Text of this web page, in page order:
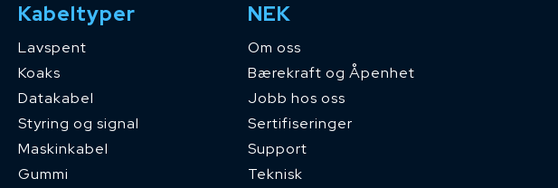
Kabeltyper
Lavspent
Koaks
Datakabel
Styring og signal
Maskinkabel
Gummi
NEK
Om oss
Bærekraft og Åpenhet
Jobb hos oss
Sertifiseringer
Support
Teknisk